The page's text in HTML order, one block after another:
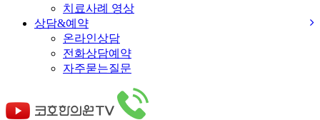
치료사례 영상
상담&예약
온라인상담
전화상담예약
자주묻는질문